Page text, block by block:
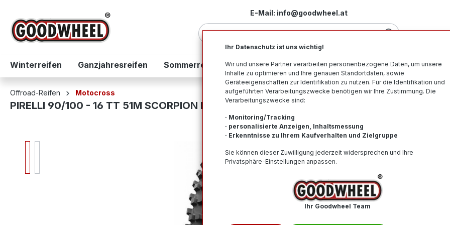
Zur Hauptnavigation springen E-Mail: info@goodwheel.at
Winterreifen Ganzjahresreifen Sommerreifen Motorradreifen Felgen Offroad-Reifen
Offroad-Reifen Motocross
PIRELLI 90/100 - 16 TT 51M SCORPION MX32 MID SOFT NHS
92,45
Preise inkl.
Nicht
Ihr Datenschutz ist uns wichtig!
Wir und unsere Partner verarbeiten personenbezogene Daten, um unsere
Inhalte zu optimieren und Ihre genauen Standortdaten, sowie
Geräteeigenschaften zur Identifikation zu nutzen. Für die Identifikation und
aufgeführten Verarbeitungszwecke benötigen wir Ihre Zustimmung. Die
Verarbeitungszwecke sind:
· Monitoring/Tracking
· personalisierte Anzeigen, Inhaltsmessung
· Erkenntnisse zu Ihrem Kaufverhalten und Zielgruppe
Sie können dieser Zuwilligung jederzeit widersprechen und Ihre
Privatsphäre-Einstellungen anpassen.
Ihr Goodwheel Team